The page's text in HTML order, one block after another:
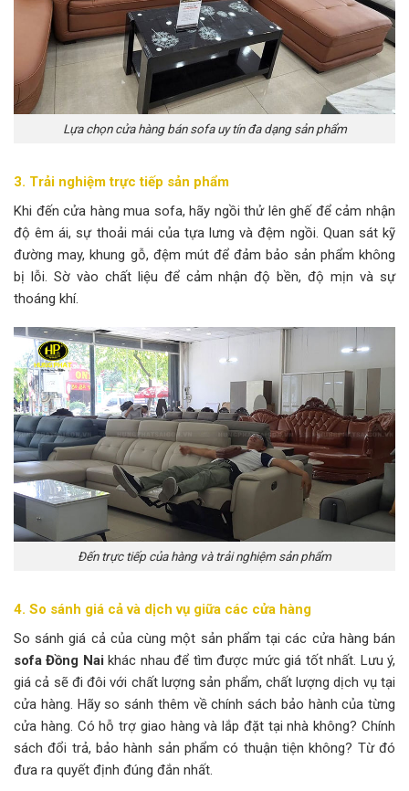
Lựa chọn cửa hàng bán sofa uy tín đa dạng sản phẩm
3. Trải nghiệm trực tiếp sản phẩm
Khi đến cửa hàng mua sofa, hãy ngồi thử lên ghế để cảm nhận
độ êm ái, sự thoải mái của tựa lưng và đệm ngồi. Quan sát kỹ
đường may, khung gỗ, đệm mút để đảm bảo sản phẩm không
bị lỗi. Sờ vào chất liệu để cảm nhận độ bền, độ mịn và sự
thoáng khí.
Đến trực tiếp của hàng và trải nghiệm sản phẩm
4. So sánh giá cả và dịch vụ giữa các cửa hàng
So sánh giá cả của cùng một sản phẩm tại các cửa hàng bán
sofa Đồng Nai khác nhau để tìm được mức giá tốt nhất. Lưu ý,
giá cả sẽ đi đôi với chất lượng sản phẩm, chất lượng dịch vụ tại
cửa hàng. Hãy so sánh thêm về chính sách bảo hành của từng
cửa hàng. Có hỗ trợ giao hàng và lắp đặt tại nhà không? Chính
sách đổi trả, bảo hành sản phẩm có thuận tiện không? Từ đó
đưa ra quyết định đúng đắn nhất.